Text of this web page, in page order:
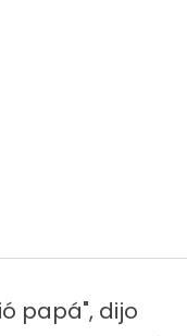
papá", dijo